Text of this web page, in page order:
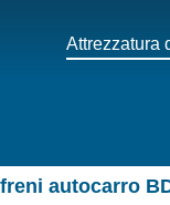
Attrezzatura
autocarro